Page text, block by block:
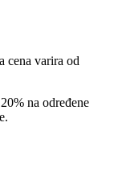
cena varira od
na određene